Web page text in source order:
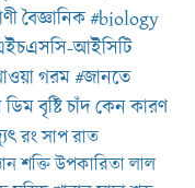
বৈজ্ঞানিক#biology
আইসিটি
গরম#জানতে
ডিমবৃষ্টিচাঁদকেনকারণ
রংসাপরাত
শক্তিউপকারিতালাল